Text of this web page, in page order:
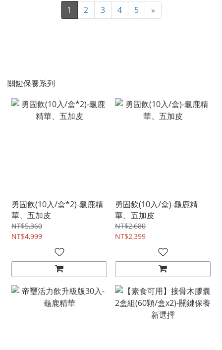
1 2 3 4 5 »
關鍵保養系列
勇固飲(10入/盒*2)-龜鹿精
華、五加皮
NT$5,360
NT$4,999
勇固飲(10入/盒)-龜鹿精
華、五加皮
NT$2,680
NT$2,399